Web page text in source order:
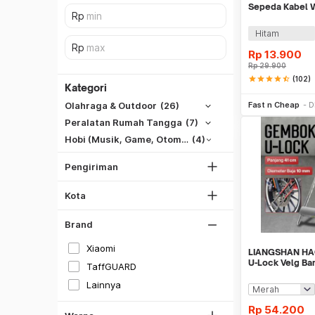
Kategori
Olahraga & Outdoor (26)
Peralatan Rumah Tangga (7)
Hobi (Musik, Game, Otomotif, Dll) (4)
Pengiriman
SiCepat BEST
SiCepat Halu
Lihat Semua
Kota
DKI Jakarta
Tangerang
Bekasi
Bogor
Lihat Semua
Brand
Xiaomi
TaffGUARD
Lainnya
Merah
Hijau
Biru
Sepeda Kabel
Hitam
Rp 13.900
Rp29.900
starstarstarstarstar_half (102)
Fast n Cheap
LIANGSHAN
U-Lock Velg
Rp 54.200